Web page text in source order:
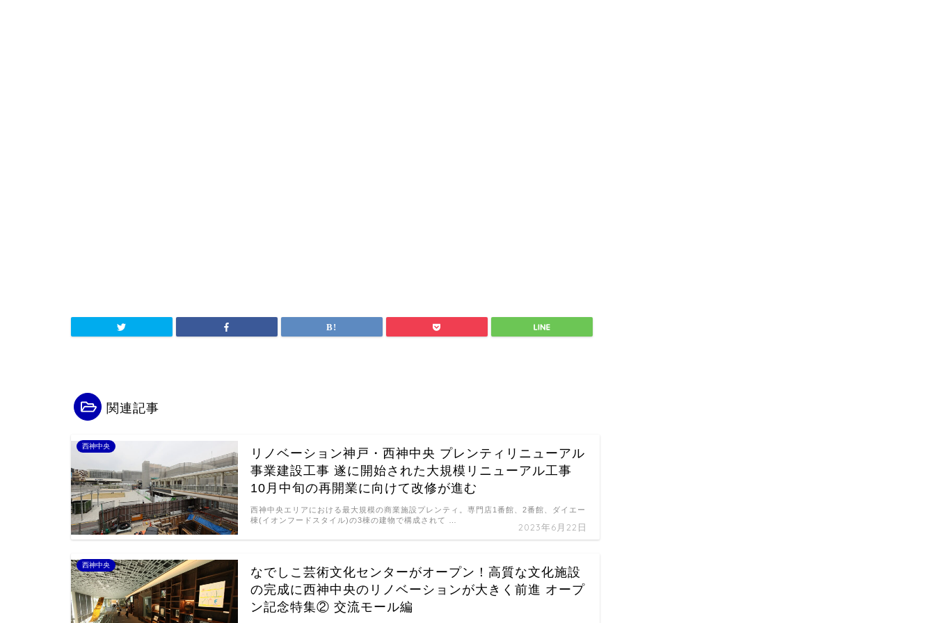
関連記事
西神中央
リノベーション神戸・西神中央 プレンティリニューアル
事業建設工事 遂に開始された大規模リニューアル工事
10月中旬の再開業に向けて改修が進む
2023年6月22日
西神中央エリアにおける最大規模の商業施設プレンティ。専門店1番館、2番館、ダイエー
棟(イオンフードスタイル)の3棟の建物で構成されて …
西神中央
なでしこ芸術文化センターがオープン！高質な文化施設
の完成に西神中央のリノベーションが大きく前進 オープ
ン記念特集② 交流モール編